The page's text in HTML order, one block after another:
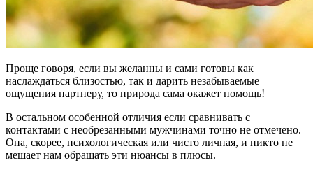
Проще говоря, если вы желанны и сами готовы как
наслаждаться близостью, так и дарить незабываемые
ощущения партнеру, то природа сама окажет помощь!
В остальном особенной отличия если сравнивать с
контактами с необрезанными мужчинами точно не отмечено.
Она, скорее, психологическая или чисто личная, и никто не
мешает нам обращать эти нюансы в плюсы.